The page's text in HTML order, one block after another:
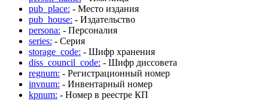
pub_place: - Место издания
pub_house: - Издательство
persona: - Персоналия
series: - Серия
storage_code: - Шифр хранения
diss_council_code: - Шифр диссовета
regnum: - Регистрационный номер
invnum: - Инвентарный номер
kpnum: - Номер в реестре КП